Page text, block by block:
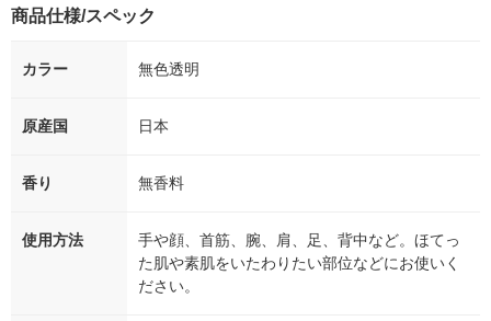
商品仕様/スペック
カラー 無色透明
原産国 日本
香り 無香料
使用方法
手や顔、首筋、腕、肩、足、背中など。ほてっ
た肌や素肌をいたわりたい部位などにお使いく
ださい。